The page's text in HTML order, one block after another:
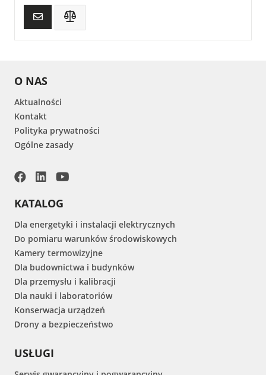
O NAS
Aktualności
Kontakt
Polityka prywatności
Ogólne zasady
KATALOG
Dla energetyki i instalacji elektrycznych
Do pomiaru warunków środowiskowych
Kamery termowizyjne
Dla budownictwa i budynków
Dla przemysłu i kalibracji
Dla nauki i laboratoriów
Konserwacja urządzeń
Drony a bezpieczeństwo
USŁUGI